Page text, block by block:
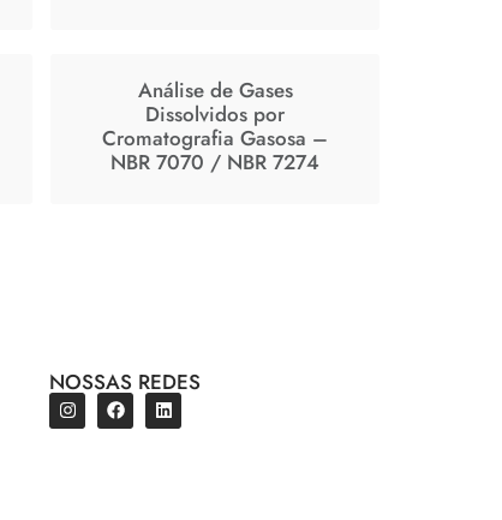
Análise de Gases
Dissolvidos por
Cromatografia Gasosa –
NBR 7070 / NBR 7274
NOSSAS REDES